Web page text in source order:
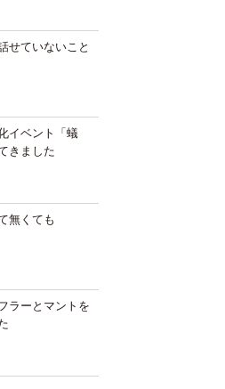
せていないこと
イベント「蟻
きました
無くても
ラーとマントを